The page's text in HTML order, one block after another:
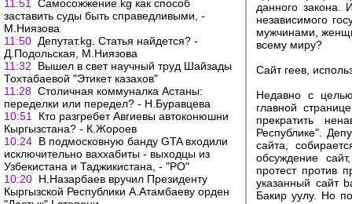
11:51
Самосожжение.kg как способ
заставить суды быть справедливыми, -
М.Ниязова
11:50 Депутат.kg. Статья найдется? -
Д.Подольская, М.Ниязова
11:32
Вышел в свет научный труд Шайзады
Тохтабаевой "Этикет казахов"
11:28 Столичная коммуналка Астаны:
переделки или передел? - Н.Буравцева
10:51
Кто разгребет Авгиевы автоконюшни
Кыргызстана? - К.Жороев
10:24 В подмосковную банду GTA входили
исключительно ваххабиты - выходцы из
Узбекистана и Таджикистана, - "РО"
10:20 Н.Назарбаев вручил Президенту
Кыргызской Республики А.Атамбаеву орден
данного закона.
независимого
мужчинами,
всему миру?
Сайт геев,
Недавно с
главной
прекратить
Республике".
сайта,
обсуждение
протест против
указанный сайт
Бакир уулу. Но